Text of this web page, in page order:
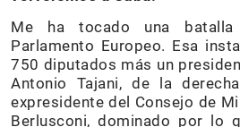
Me ha tocado una batalla
Parlamento Europeo. Esa
750 diputados más un
Antonio Tajani, de la
expresidente del Consejo de
Berlusconi, dominado por lo